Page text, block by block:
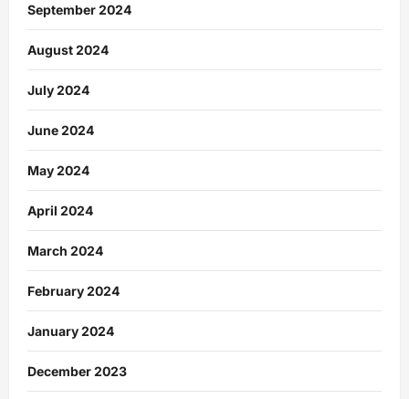
September 2024
August 2024
July 2024
June 2024
May 2024
April 2024
March 2024
February 2024
January 2024
December 2023